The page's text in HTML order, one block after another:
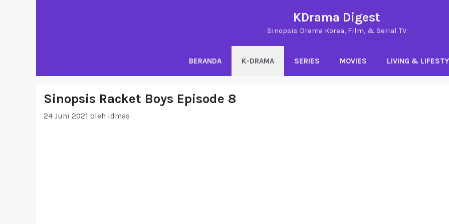
KDrama Digest
Sinopsis Drama Korea, Film, & Serial TV
BERANDA K-DRAMA SERIES MOVIES LIVING &
Sinopsis Racket Boys Episode 8
24 Juni 2021 oleh idmas